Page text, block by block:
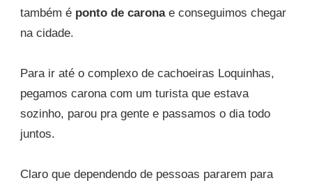
também é ponto de caronae conseguimos chegar
na cidade.
Para ir até o complexo de cachoeiras Loquinhas,
pegamos carona com um turista que estava
sozinho, parou pra gente e passamos o dia todo
juntos.
Claro que dependendo de pessoas pararem para